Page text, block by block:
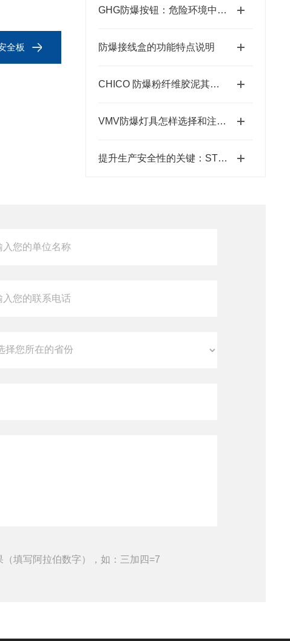
GHG防爆按钮：危险环境中的安全掌控者
防爆接线盒的功能特点说明
CHICO 防爆粉纤维胶泥其出色的防爆性能在许多领域发挥着重要的作用
VMV防爆灯具怎样选择和注意事项
提升生产安全性的关键：STB不锈钢防爆箱的应用
全板
（填写阿拉伯数字），如：三加四=7